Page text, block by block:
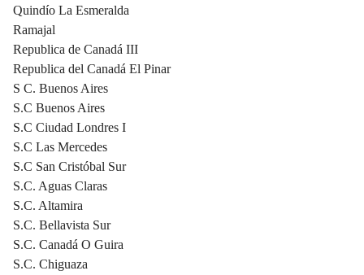
Quindío La Esmeralda
Ramajal
Republica de Canadá III
Republica del Canadá El Pinar
S C. Buenos Aires
S.C Buenos Aires
S.C Ciudad Londres I
S.C Las Mercedes
S.C San Cristóbal Sur
S.C. Aguas Claras
S.C. Altamira
S.C. Bellavista Sur
S.C. Canadá O Guira
S.C. Chiguaza